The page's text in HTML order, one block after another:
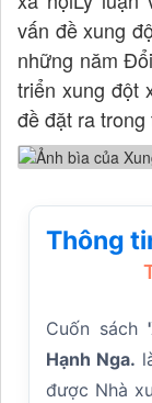
vấn đề xung
những năm
triển xung đột
đề đặt ra
Thông
Cuốn sách
Hạnh Nga.
được Nhà